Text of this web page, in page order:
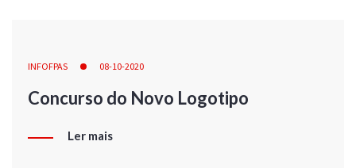
INFOFPAS 08-10-2020
Concurso do Novo Logotipo
Ler mais